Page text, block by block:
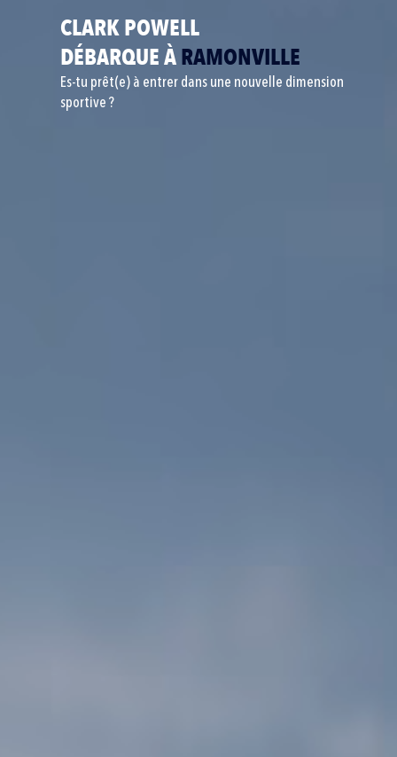
CLARK POWELL
DÉBARQUE ÀRAMONVILLE
Es-tu prêt(e) à entrer dans une nouvelle dimension
sportive ?